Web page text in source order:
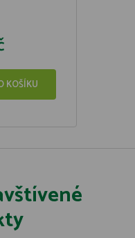
KOŠÍKU